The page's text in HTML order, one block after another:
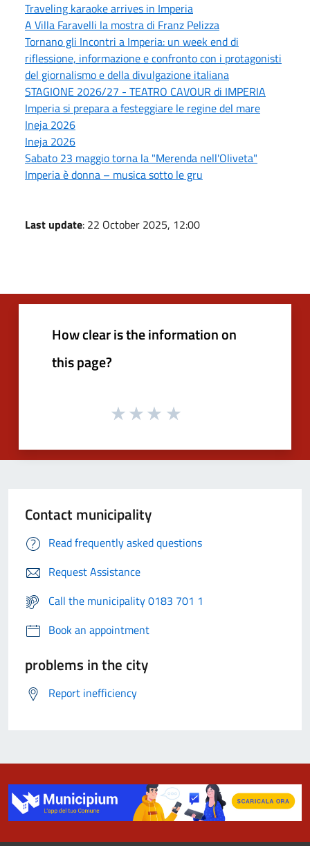
Traveling karaoke arrives in Imperia
A Villa Faravelli la mostra di Franz Pelizza
Tornano gli Incontri a Imperia: un week end di
riflessione, informazione e confronto con i protagonisti
del giornalismo e della divulgazione italiana
STAGIONE 2026/27 - TEATRO CAVOUR di IMPERIA
Imperia si prepara a festeggiare le regine del mare
Ineja 2026
Ineja 2026
Sabato 23 maggio torna la "Merenda nell'Oliveta"
Imperia è donna – musica sotto le gru
Last update: 22 October 2025, 12:00
How clear is the information on
this page?
Contact municipality
Read frequently asked questions
Request Assistance
Call the municipality 0183 701 1
Book an appointment
problems in the city
Report inefficiency